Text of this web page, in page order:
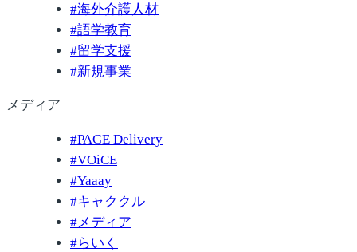
#海外介護人材
#語学教育
#留学支援
#新規事業
メディア
#PAGE Delivery
#VOiCE
#Yaaay
#キャククル
#メディア
#らいく